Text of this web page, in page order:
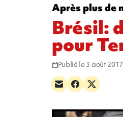
Après plus de
Brésil:
pour
Publié le 3 août